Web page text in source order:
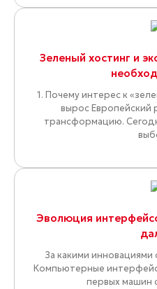
Зеленый хостинг и
1. Почему интерес к
вырос Европейский
трансформацию.
Эволюция
За какими инновациями
Компьютерные
первых машин